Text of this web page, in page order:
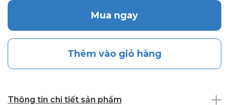
Mua ngay
Thêm vào giỏ hàng
Thông tin chi tiết sản phẩm